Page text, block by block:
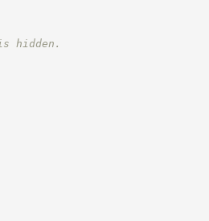
hidden.